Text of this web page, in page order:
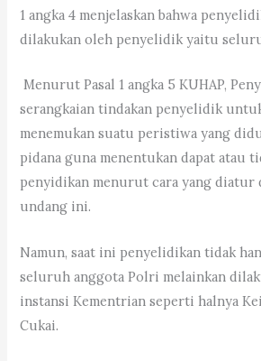
1 angka 4 menjelaskan bahwa
dilakukan oleh penyelidik yaitu
Menurut Pasal 1 angka 5 KUHAP,
serangkaian tindakan penyelidik
menemukan suatu peristiwa yang
pidana guna menentukan dapat atau
penyidikan menurut cara yang diatur
undang ini.
Namun, saat ini penyelidikan tidak
seluruh anggota Polri melainkan
instansi Kementrian seperti halnya
Cukai.